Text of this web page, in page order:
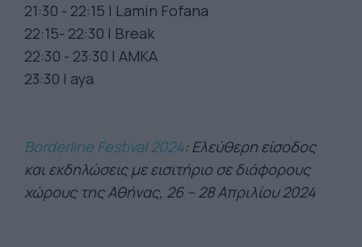
21:30 - 22:15 | Lamin Fofana
22:15- 22:30 | Break
22:30 - 23:30 | AMKA
23:30 | aya
Borderline Festival 2024: Ελεύθερη είσοδος
και εκδηλώσεις με εισιτήριο σε διάφορους
χώρους της Αθήνας, 26 – 28 Απριλίου 2024